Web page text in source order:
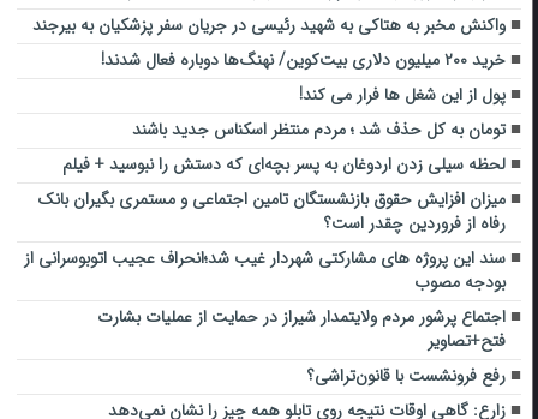
واکنش مخبر به هتاکی به شهید رئیسی در جریان سفر پزشکیان به بیرجند
خرید ۲۰۰ میلیون دلاری بیت‌کوین/ نهنگ‌ها دوباره فعال شدند!
پول از این شغل ها فرار می کند!
تومان به کل حذف شد ؛ مردم منتظر اسکناس جدید باشند
لحظه سیلی زدن اردوغان به پسر بچه‌ای که دستش را نبوسید + فیلم
میزان افزایش حقوق بازنشستگان تامین اجتماعی و مستمری بگیران بانک
رفاه از فروردین چقدر است؟
سند این پروژه های مشارکتی شهردار غیب شد؛انحراف عجیب اتوبوسرانی از
بودجه مصوب
اجتماع پرشور مردم ولایتمدار شیراز در حمایت از عملیات بشارت
فتح+تصاویر
رفع فرونشست با قانون‌تراشی؟
زارع: گاهی اوقات نتیجه روی تابلو همه چیز را نشان نمی‌دهد